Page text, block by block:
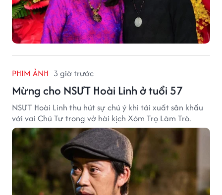
PHIM ẢNH 3 giờ trước
Mừng cho NSƯT Hoài Linh ở tuổi 57
NSƯT Hoài Linh thu hút sự chú ý khi tái xuất sân khấu
với vai Chú Tư trong vở hài kịch Xóm Trọ Làm Trò.